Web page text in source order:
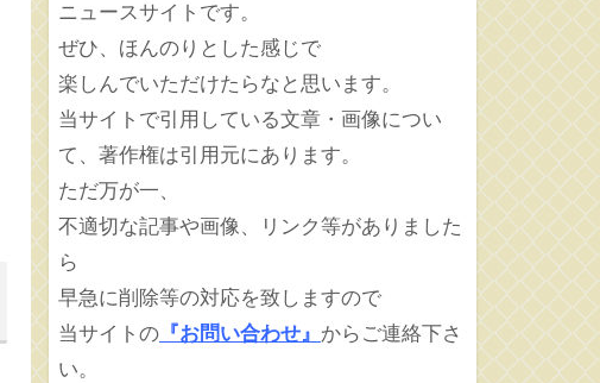
ニュースサイトです。
ぜひ、ほんのりとした感じで
楽しんでいただけたらなと思います。
当サイトで引用している文章・画像につい
て、著作権は引用元にあります。
ただ万が一、
不適切な記事や画像、リンク等がありました
ら
早急に削除等の対応を致しますので
当サイトの 『お問い合わせ』 からご連絡下さ
い。